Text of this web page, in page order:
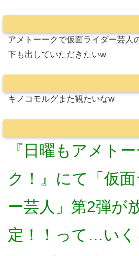
アメトーークで仮面ライダー芸人
下も出していただきたいw
キノコモルグまた観たいなw
『日曜もアメト
ク！』にて「仮
ー芸人」第2弾が
定！！って…いく